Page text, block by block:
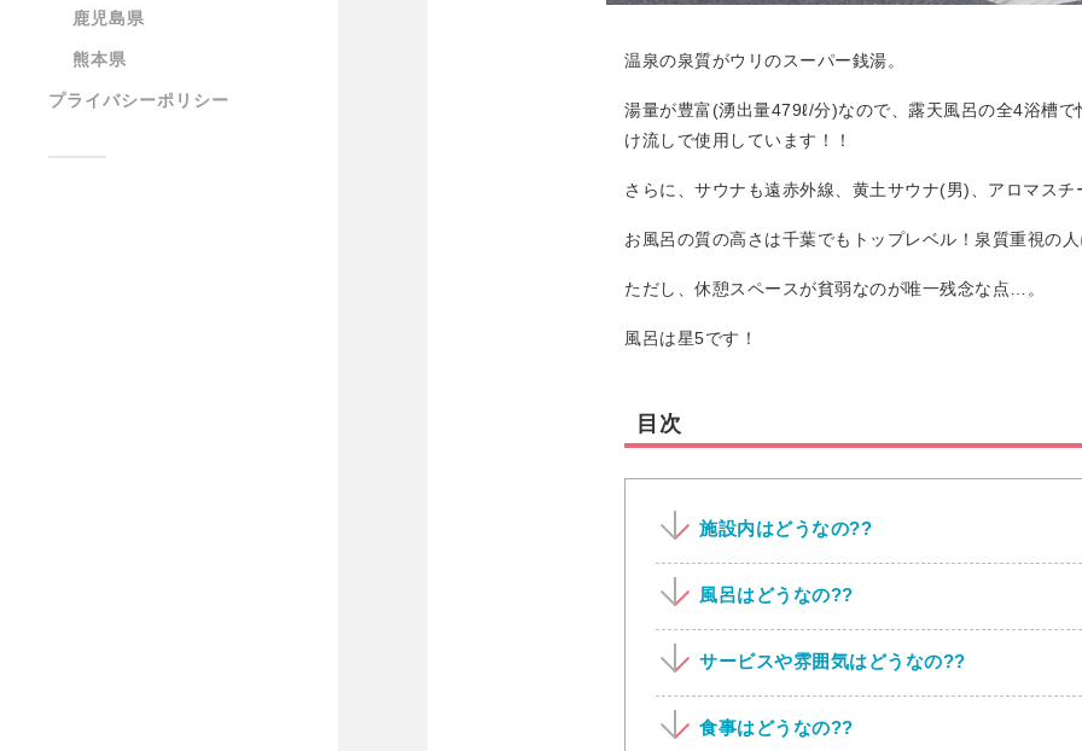
鹿児島県
熊本県
プライバシーポリシー
温泉の泉質がウリのスーパー銭湯。
湯量が豊富(湧出量479ℓ/分)なので、露天風呂の全4浴槽
け流しで使用しています！！
さらに、サウナも遠赤外線、黄土サウナ(男)、アロマス
お風呂の質の高さは千葉でもトップレベル！泉質重視の
ただし、休憩スペースが貧弱なのが唯一残念な点…。
風呂は星5です！
目次
施設内はどうなの??
風呂はどうなの??
サービスや雰囲気はどうなの??
食事はどうなの??